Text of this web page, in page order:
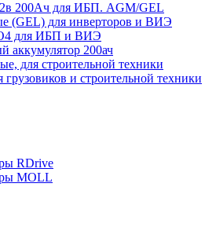
200Ач для ИБП. AGM/GEL
(GEL) для инверторов и ВИЭ
для ИБП и ВИЭ
аккумулятор 200ач
для строительной техники
и строительной техники
RDrive
MOLL